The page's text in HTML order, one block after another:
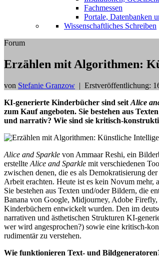
Fachmessen
Portale, Datenbanken
Wissenschaftliches Schreiben
Forum
Erzählen mit Algorithmen:
von Stefanie Granzow | Erstveröffentlichung:
KI-generierte Kinderbücher sind seit Alice
zum Kauf angeboten. Sie bestehen aus
und narrativ? Wie sind sie kritisch-
Alice and Sparkle von Ammaar Reshi, ein
erstellte Alice and Sparkle mit verschiedenen
zwischen denen, die es als Demokratisierung
Arbeit erachten. Heute ist es kein Novum
Sie bestehen aus Texten und/oder Bildern, die
Banana von Google, Midjourney, Adobe
Kinderbüchern entwickelt wurden. Den im
narrativen und ästhetischen Strukturen KI-
wer wird angesprochen?) sowie eine kritisch-
rudimentär zu verstehen.
Wie funktionieren Text- und